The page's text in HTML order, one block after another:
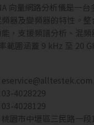
向量網路分析儀是一
器及變頻器的特性。
，支援頻譜分析、混
範圍涵蓋 9 kHz 至 20
eservice@alltestek.com
4028229
4028129
園市中壢區三民路一段